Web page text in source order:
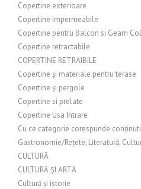
Copertine exterioare
Copertine impermeabile
Copertine pentru Balcon si Geam
Copertine retractabile
COPERTINE RETRAIBILE
Copertine și materiale pentru terase
Copertine și pergole
Copertine si prelate
Copertine Usa Intrare
Cu ce categorie corespunde
Gastronomie/Rețete, Literatură,
CULTURĂ
CULTURĂ ȘI ARTĂ
Cultură și istorie